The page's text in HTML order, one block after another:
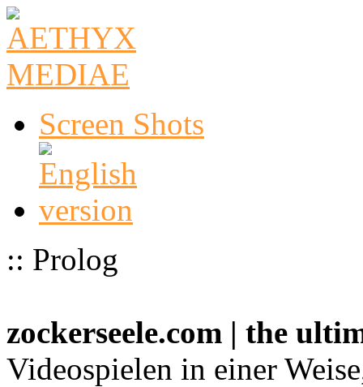
Screen Shots
:: Prolog
zockerseele.com | the
Videospielen in einer